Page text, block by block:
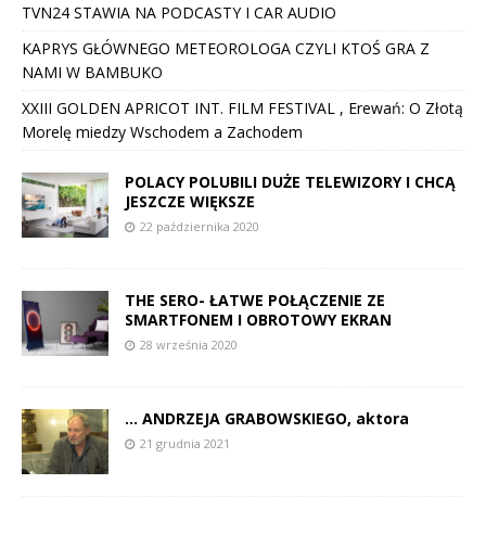
TVN24 STAWIA NA PODCASTY I CAR AUDIO
KAPRYS GŁÓWNEGO METEOROLOGA CZYLI KTOŚ GRA Z
NAMI W BAMBUKO
XXIII GOLDEN APRICOT INT. FILM FESTIVAL , Erewań: O Złotą
Morelę miedzy Wschodem a Zachodem
POLACY POLUBILI DUŻE TELEWIZORY I CHCĄ
JESZCZE WIĘKSZE
22 października 2020
THE SERO- ŁATWE POŁĄCZENIE ZE
SMARTFONEM I OBROTOWY EKRAN
28 września 2020
… ANDRZEJA GRABOWSKIEGO, aktora
21 grudnia 2021